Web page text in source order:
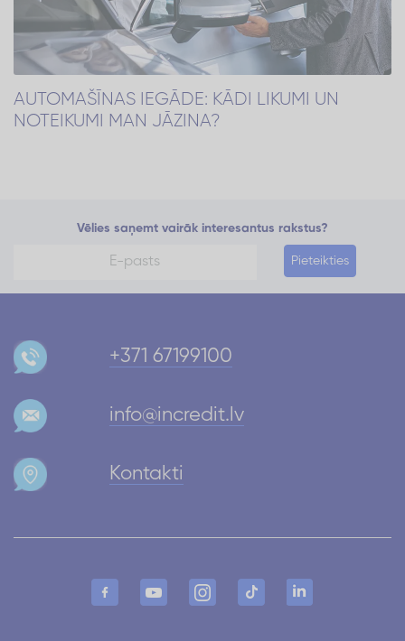
AUTOMAŠĪNAS IEGĀDE: KĀDI LIKUMI UN
NOTEIKUMI MAN JĀZINA?
Vēlies saņemt vairāk interesantus rakstus?
Pieteikties
+371 67199100
info@incredit.lv
Kontakti